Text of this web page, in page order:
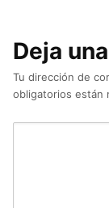
Deja
Tu dirección de
obligatorios están